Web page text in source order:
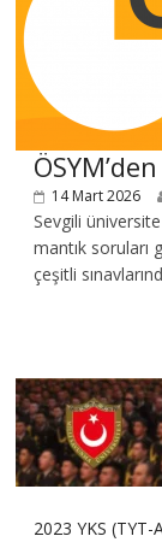
14 Mart 2026
Sevgili
mantık soruları
çeşitli
2023 YKS (TYT-